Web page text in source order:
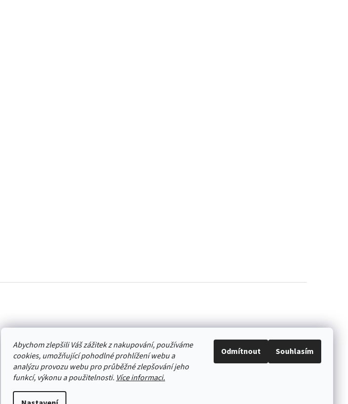
Abychom zlepšili Váš zážitek z nakupování, používáme
cookies, umožňující pohodlné prohlížení webu a
analýzu provozu webu pro průběžné zlepšování jeho
funkcí, výkonu a použitelnosti. Více informaci.
Odmítnout Souhlasím